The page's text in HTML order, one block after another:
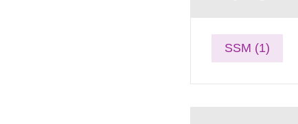
SSM (1)